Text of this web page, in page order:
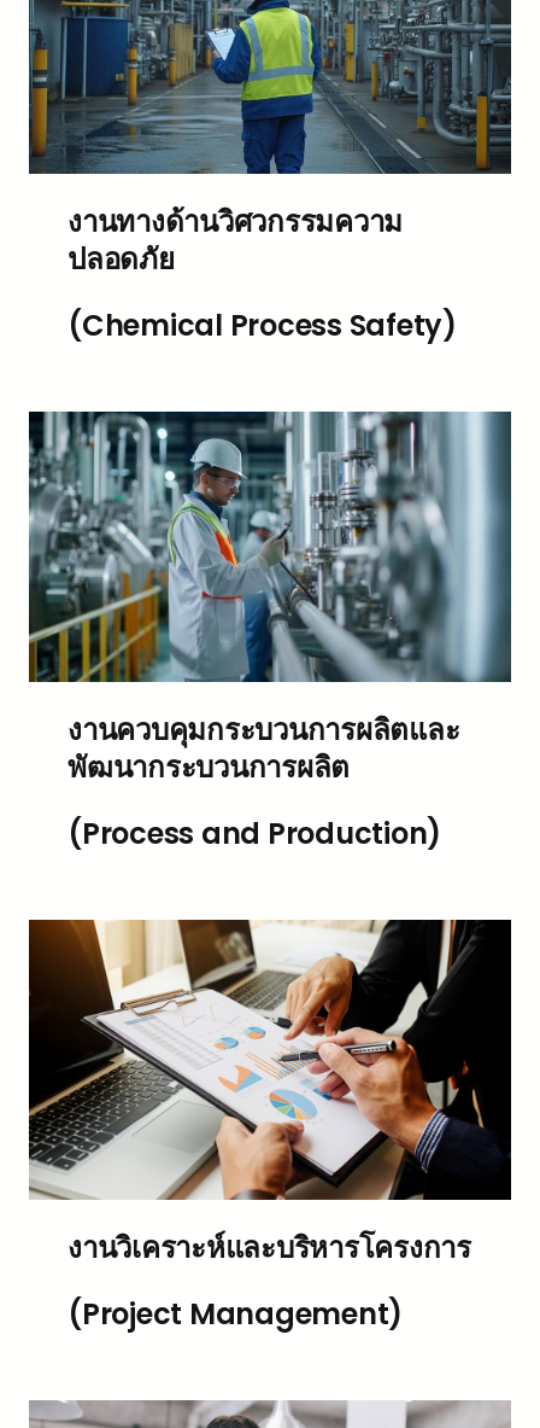
งานทางด้านวิศวกรรมความ
ปลอดภัย
(Chemical Process Safety)
งานควบคุมกระบวนการผลิตและ
พัฒนากระบวนการผลิต
(Process and Production)
งานวิเคราะห์และบริหารโครงการ
(Project Management)